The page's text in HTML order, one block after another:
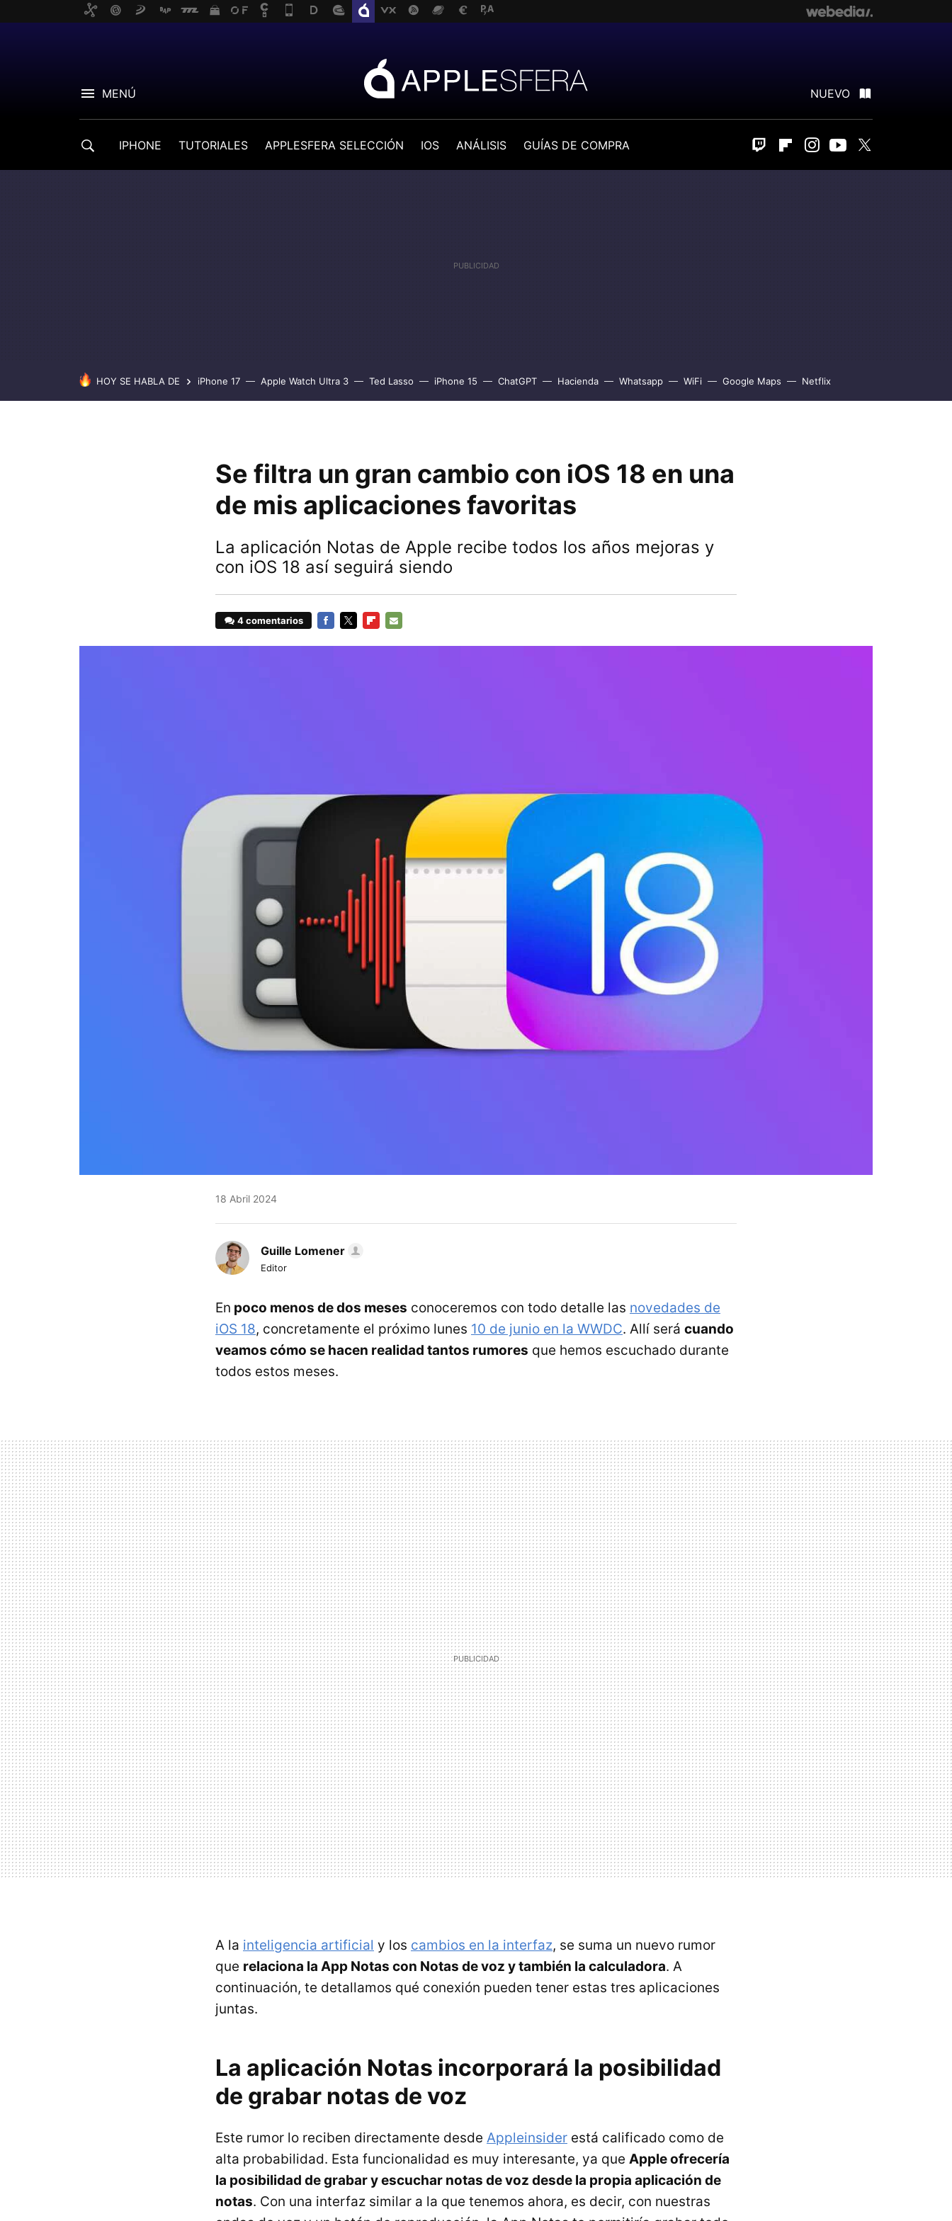
MENÚ NUEVO
IPHONE TUTORIALES APPLESFERA SELECCIÓN IOS ANÁLISIS GUÍAS DE COMPRA Twitch FlipboardInstagram
Youtube
HOY SE HABLA DE iPhone 17 Apple Watch Ultra 3 Ted Lasso iPhone 15 ChatGPT Hacienda Whatsapp WiFi Google Maps Netflix
Se filtra un gran cambio con iOS 18 en una
de mis aplicaciones favoritas
La aplicación Notas de Apple recibe todos los años mejoras y
con iOS 18 así seguirá siendo
4 comentarios
18 Abril 2024
Guille Lomener
Editor
En poco menos de dos meses conoceremos con todo detalle las novedades de
iOS 18, concretamente el próximo lunes 10 de junio en la WWDC. Allí será cuando
veamos cómo se hacen realidad tantos rumores que hemos escuchado durante
todos estos meses.
A la inteligencia artificial y los cambios en la interfaz, se suma un nuevo rumor
que relaciona la App Notas con Notas de voz y también la calculadora. A
continuación, te detallamos qué conexión pueden tener estas tres aplicaciones
juntas.
La aplicación Notas incorporará la posibilidad
de grabar notas de voz
Este rumor lo reciben directamente desde Appleinsider está calificado como de
alta probabilidad. Esta funcionalidad es muy interesante, ya que Apple ofrecería
la posibilidad de grabar y escuchar notas de voz desde la propia aplicación de
notas. Con una interfaz similar a la que tenemos ahora, es decir, con nuestras